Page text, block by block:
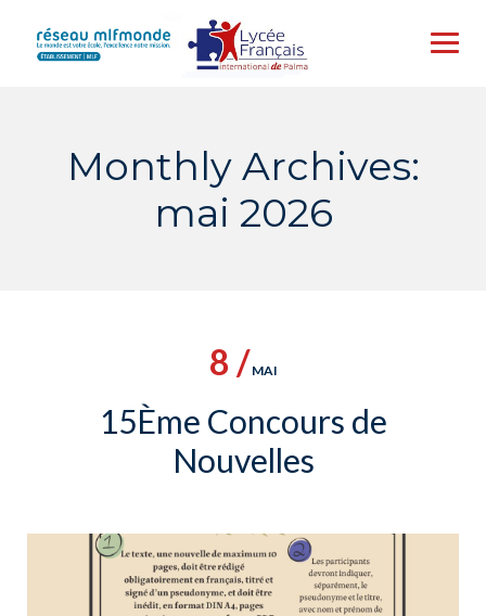
content
Monthly Archives:
mai 2026
8 / MAI
15Ème Concours de
Nouvelles